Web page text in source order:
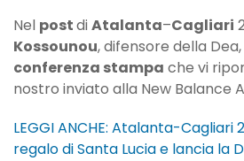
Nel postdiAtalanta–Cagliari
Kossounou, difensore della
conferenza stampa che vi
nostro inviato alla New Balance
LEGGI ANCHE: Atalanta-Cagliari
regalo di Santa Lucia e lancia la